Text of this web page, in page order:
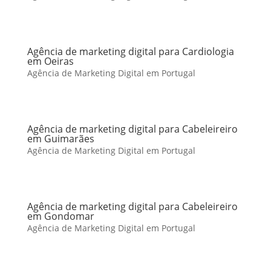
Agência de marketing digital para Cardiologia
em Oeiras
Agência de Marketing Digital em Portugal
Agência de marketing digital para Cabeleireiro
em Guimarães
Agência de Marketing Digital em Portugal
Agência de marketing digital para Cabeleireiro
em Gondomar
Agência de Marketing Digital em Portugal